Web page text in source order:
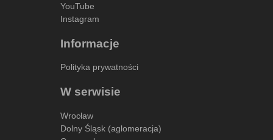
YouTube
Instagram
Informacje
Polityka prywatności
W serwisie
Wrocław
Dolny Śląsk (aglomeracja)